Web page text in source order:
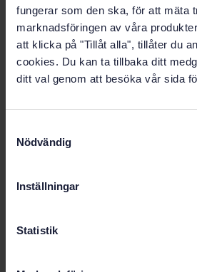
fungerar som den ska, för att mäta
marknadsföringen av våra
att klicka på "Tillåt alla", tillåter du
cookies. Du kan ta tillbaka ditt
ditt val genom att besöka vår sida
Nödvändig
Inställningar
Statistik
PDF
Produktinformation
Framtagen av:
Internationell titel:
Guidance